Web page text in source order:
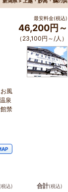
風
泉
禁
最安料金(税込)
46,200円～
（23,100円～/人）
(税込) 合計(税込)